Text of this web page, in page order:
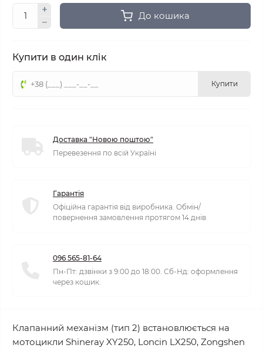
До кошика
Купити в один клік
Купити
Доставка "Новою поштою"
Перевезення по всій Україні
Гарантія
Офіційна гарантія від виробника. Обмін/
повернення замовлення протягом 14 днів
096 565-81-64
Пн-Пт: дзвінки з 9:00 до 18:00. Сб-Нд: оформлення
через кошик.
Клапанний механізм (тип 2) встановлюється на
мотоцикли Shineray XY250, Loncin LX250, Zongshen